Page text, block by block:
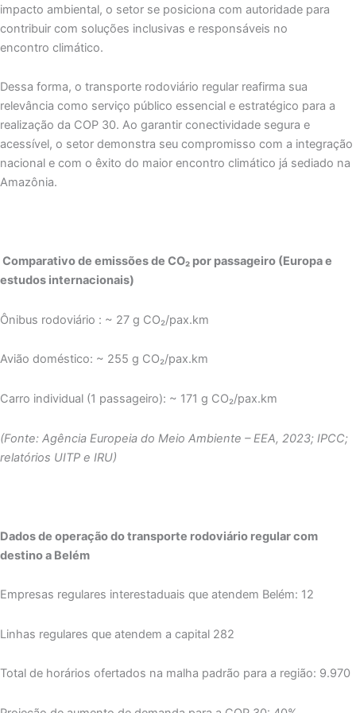
impacto ambiental, o setor se posiciona com autoridade para
contribuir com soluções inclusivas e responsáveis no
encontro climático.
Dessa forma, o transporte rodoviário regular reafirma sua
relevância como serviço público essencial e estratégico para a
realização da COP 30. Ao garantir conectividade segura e
acessível, o setor demonstra seu compromisso com a integração
nacional e com o êxito do maior encontro climático já sediado na
Amazônia.
Comparativo de emissões de CO₂ por passageiro (Europa e
estudos internacionais)
Ônibus rodoviário : ~ 27 g CO₂/pax.km
Avião doméstico: ~ 255 g CO₂/pax.km
Carro individual (1 passageiro): ~ 171 g CO₂/pax.km
(Fonte: Agência Europeia do Meio Ambiente – EEA, 2023; IPCC;
relatórios UITP e IRU)
Dados de operação do transporte rodoviário regular com
destino a Belém
Empresas regulares interestaduais que atendem Belém: 12
Linhas regulares que atendem a capital 282
Total de horários ofertados na malha padrão para a região: 9.970